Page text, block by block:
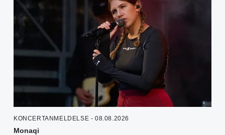
KONCERTANMELDELSE - 08.08.2026
Monaqi